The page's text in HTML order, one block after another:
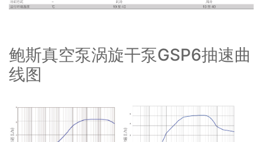
鲍斯真空泵涡旋干泵GSP6抽速曲
线图